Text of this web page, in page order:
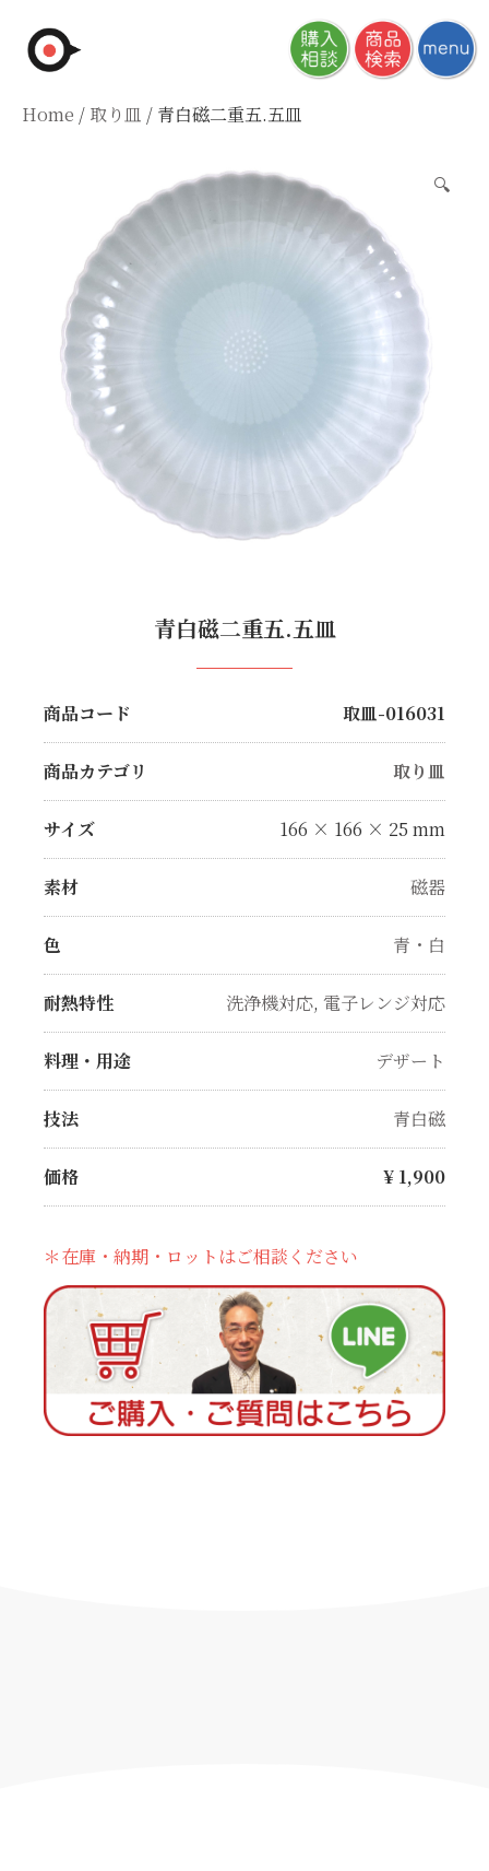
Home / 取り皿 / 青白磁二重五.五皿
🔍
青白磁二重五.五皿
商品コード 取皿-016031
商品カテゴリ 取り皿
サイズ 166 × 166 × 25 mm
素材 磁器
色 青・白
耐熱特性 洗浄機対応, 電子レンジ対応
料理・用途 デザート
技法 青白磁
価格 ¥ 1,900
＊在庫・納期・ロットはご相談ください